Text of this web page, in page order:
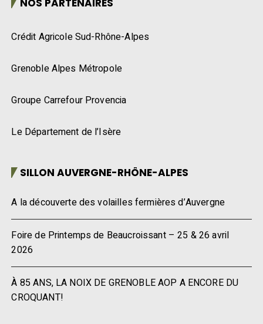
NOS PARTENAIRES
Crédit Agricole Sud-Rhône-Alpes
Grenoble Alpes Métropole
Groupe Carrefour Provencia
Le Département de l’Isère
SILLON AUVERGNE-RHÔNE-ALPES
A la découverte des volailles fermières d’Auvergne
Foire de Printemps de Beaucroissant – 25 & 26 avril
2026
À 85 ANS, LA NOIX DE GRENOBLE AOP A ENCORE DU
CROQUANT!